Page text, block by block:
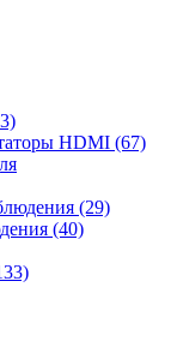
HDMI (67)
(29)
(40)